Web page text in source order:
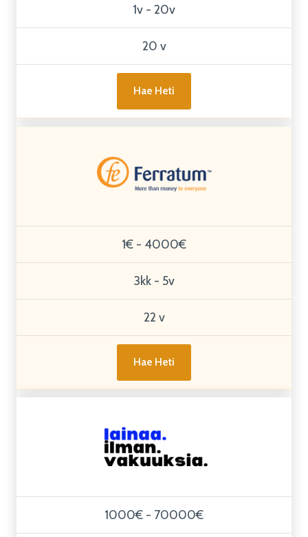
1v - 20v
20 v
Hae Heti
1€ - 4000€
3kk - 5v
22 v
Hae Heti
1000€ - 70000€